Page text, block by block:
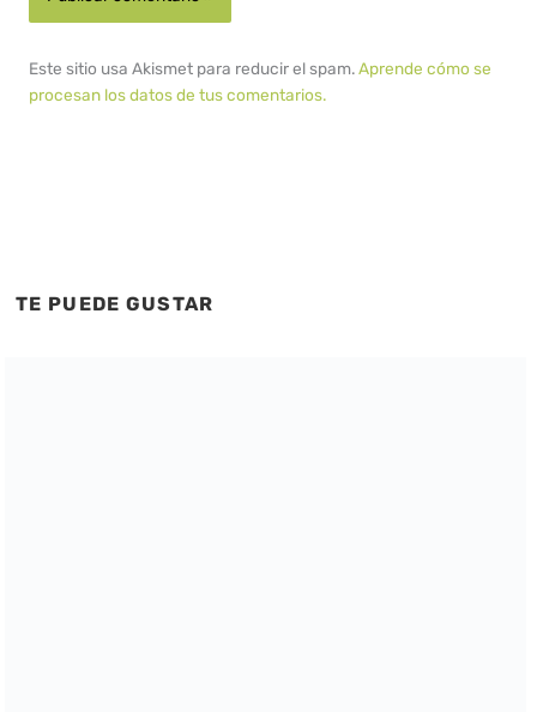
Este sitio usa Akismet para reducir el spam.Aprende cómo se
procesan los datos de tus comentarios.
TE PUEDE GUSTAR